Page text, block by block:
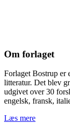
Om forlaget
Forlaget Bostrup er
litteratur. Det blev
udgivet over 30
engelsk, fransk,
Læs mere